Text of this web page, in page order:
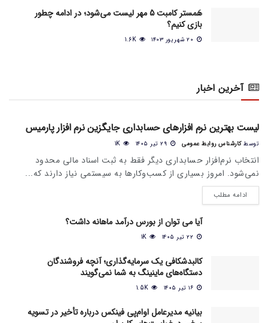
هَمستر کامبت 5 مهر لیست می‌شود؛ در ادامه چطور
بازی کنیم؟
1.6K
آخرین اخبار
اخبار عمومی بازار
لیست بهترین نرم افزارهای حسابداری جایگزین نرم افزار پارمیس
توسط کارشناس روابط عمومی 1K
انتخاب نرم‌افزار حسابداری دیگر فقط به ثبت اسناد مالی محدود
نمی‌شود. امروز بسیاری از کسب‌وکارها به سیستمی نیاز دارند که...
ادامه مطلب
آیا می‌ توان از بورس درآمد ماهانه داشت؟
1K
کالبدشکافی یک سرمایه‌گذاری؛ آنچه فروشندگان
دستگاه‌های ماینینگ به شما نمی‌گویند
1.5K
بیانیه مدیرعامل او‌ام‌پی فینکس درباره تأخیر در تسویه